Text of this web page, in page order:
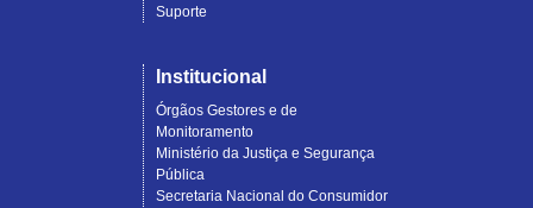
Suporte
Institucional
Órgãos Gestores e de
Monitoramento
Ministério da Justiça e Segurança
Pública
Secretaria Nacional do Consumidor